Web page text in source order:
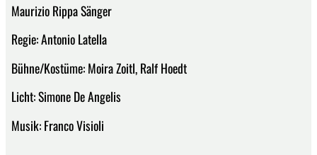
Maurizio Rippa Sänger
Regie: Antonio Latella
Bühne/Kostüme: Moira Zoitl, Ralf Hoedt
Licht: Simone De Angelis
Musik: Franco Visioli